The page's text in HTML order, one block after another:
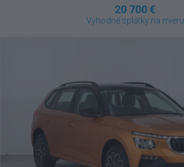
20 700 €
Výhodné splátky na mieru